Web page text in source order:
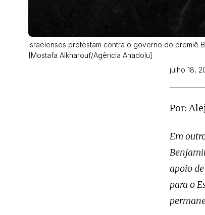
Israelenses protestam contra o governo do premiê
[Mostafa Alkharouf/Agência Anadolu]
julho 18,
Por:
Em
apoio
para o